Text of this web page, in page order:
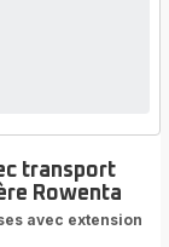
transport
Rowenta
avec extension